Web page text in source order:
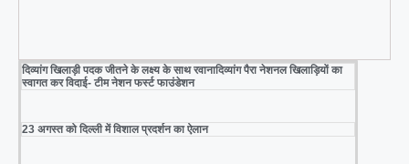
दिव्यांग खिलाड़ी पदक जीतने के लक्ष्य के साथ रवानादिव्यांग पैरा नेशनल खिलाड़ियों का
स्वागत कर विदाई- टीम नेशन फर्स्ट फाउंडेशन
23 अगस्त को दिल्ली में विशाल प्रदर्शन का ऐलान